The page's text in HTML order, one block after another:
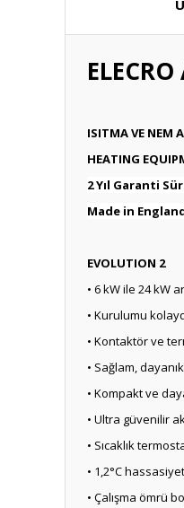
ISITMA ­VE ­NEM
HEATING
2 Yıl Garanti
Made in
EVOLUTION 2
• 6 kW ile 24 kW
• Kurulumu
• Kontaktör ve
• Sağlam,
• Kompakt ve
• Ultra güvenilir
• Sıcaklık
• 1,2°C
• Çalışma ömrü